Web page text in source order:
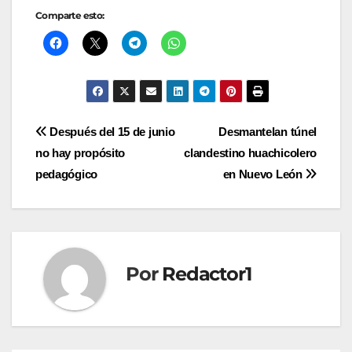
Comparte esto:
Navegación
de
entradas
Desmantelan túnel
clandestino huachicolero
en Nuevo León
Después del 15 de junio
no hay propósito
pedagógico
Por Redactor1